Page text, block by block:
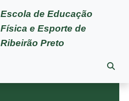
Escola de Educação
Física e Esporte de
Ribeirão Preto